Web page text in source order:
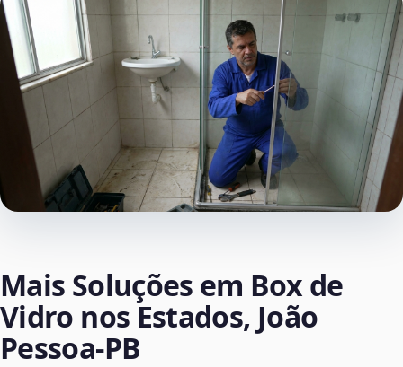
Mais Soluções em Box de
Vidro nos Estados, João
Pessoa‑PB